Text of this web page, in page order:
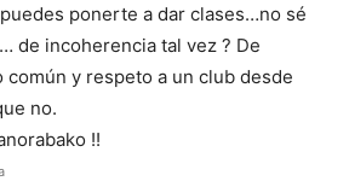
ponerte a dar clases…no sé
de incoherencia tal vez ? De
común y respeto a un club desde
no.
!!